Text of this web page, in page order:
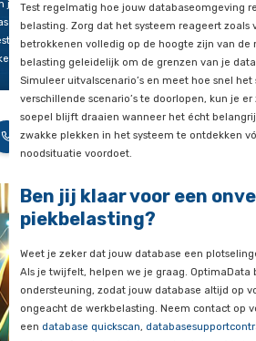
op
van
groot
mede-
van
jouw
Je databaseomgeving staat, de
beschikbaarheid is gegarandeerd,
zelfs met de beste voorbereiding
Als de database onverwacht
je applicaties stil te liggen. Daarom
recoverystrategieop de
proces goed vast en deel het met
proces afhankelijk is van één
5. Test regelmatig
uitvalscenario’s
Test regelmatig hoe jouw